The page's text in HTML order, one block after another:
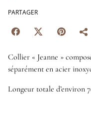
PARTAGER
Collier « Jeanne »
séparément en acier
Longeur totale d’environ